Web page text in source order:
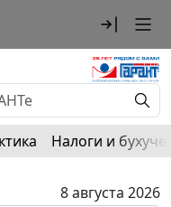
Налоги и
8 августа 2026